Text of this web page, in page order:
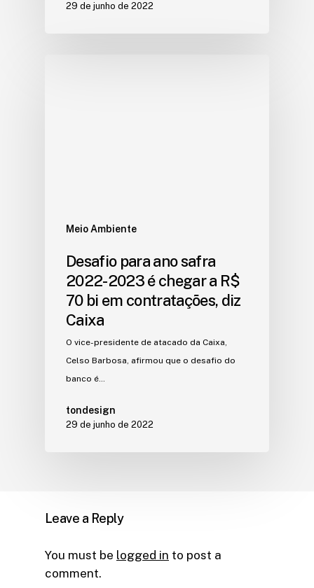
29 de junho de 2022
Meio Ambiente
Desafio para ano safra
2022-2023 é chegar a R$
70 bi em contratações, diz
Caixa
O vice-presidente de atacado da Caixa,
Celso Barbosa, afirmou que o desafio do
banco é…
tondesign
29 de junho de 2022
Leave a Reply
You must be logged in to post a
comment.